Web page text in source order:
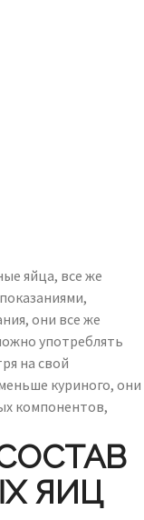
яйца, все же
они все же
употреблять
на свой
куриного, они
компонентов,
ЯИЦ